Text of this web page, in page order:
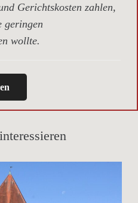
Gerichtskosten zahlen,
geringen
wollte.